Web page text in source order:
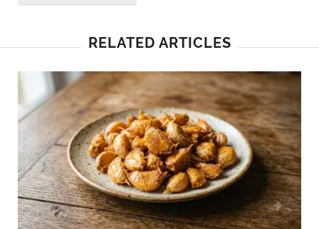
RELATED ARTICLES